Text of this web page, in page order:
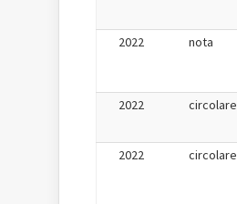
2022 nota
2022 circolare
2022 circolare